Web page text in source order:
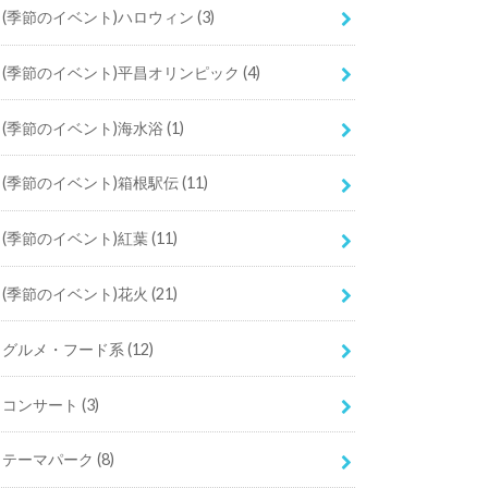
(季節のイベント)ハロウィン (3)
(季節のイベント)平昌オリンピック (4)
(季節のイベント)海水浴 (1)
(季節のイベント)箱根駅伝(11)
(季節のイベント)紅葉 (11)
(季節のイベント)花火 (21)
グルメ・フード系 (12)
コンサート (3)
テーマパーク (8)